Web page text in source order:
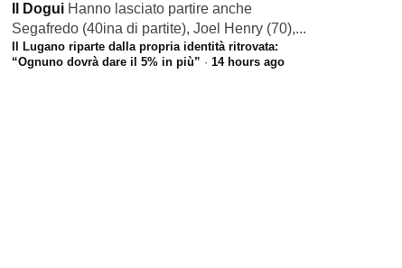
Il Dogui Hanno lasciato partire anche
Segafredo (40ina di partite), Joel Henry (70),...
Il Lugano riparte dalla propria identità ritrovata:
“Ognuno dovrà dare il 5% in più” · 14 hours ago